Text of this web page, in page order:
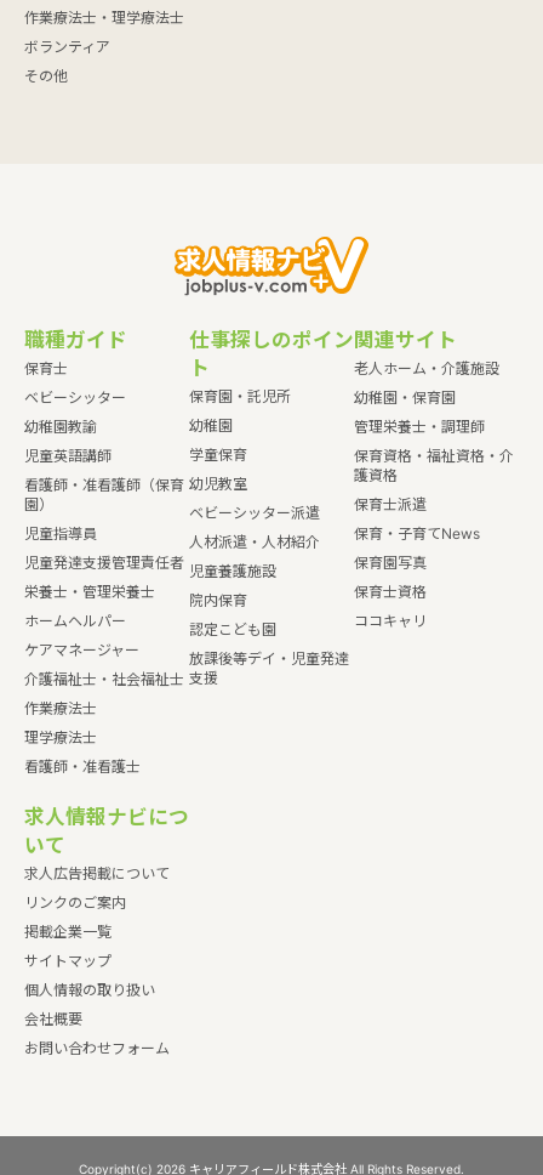
作業療法士・理学療法士
ボランティア
その他
職種ガイド
保育士
ベビーシッター
幼稚園教諭
児童英語講師
看護師・准看護師（保育
園）
児童指導員
児童発達支援管理責任者
栄養士・管理栄養士
ホームヘルパー
ケアマネージャー
介護福祉士・社会福祉士
作業療法士
理学療法士
看護師・准看護士
仕事探しのポイン
ト
保育園・託児所
幼稚園
学童保育
幼児教室
ベビーシッター派遣
人材派遣・人材紹介
児童養護施設
院内保育
認定こども園
放課後等デイ・児童発達
支援
関連サイト
老人ホーム・介護施設
幼稚園・保育園
管理栄養士・調理師
保育資格・福祉資格・介
護資格
保育士派遣
保育・子育てNews
保育園写真
保育士資格
ココキャリ
求人情報ナビにつ
いて
求人広告掲載について
リンクのご案内
掲載企業一覧
サイトマップ
個人情報の取り扱い
会社概要
お問い合わせフォーム
Copyright(c) 2026 キャリアフィールド株式会社 All Rights Reserved.